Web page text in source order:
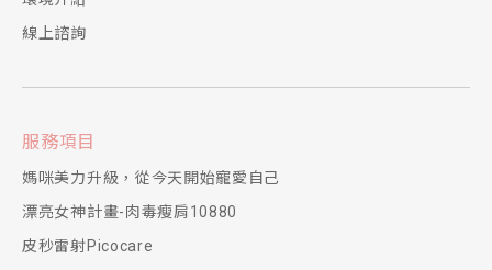
線上諮詢
服務項目
媽咪美力升級，從今天開始寵愛自己
漂亮女神計畫-肉毒瘦肩10880
皮秒雷射Picocare